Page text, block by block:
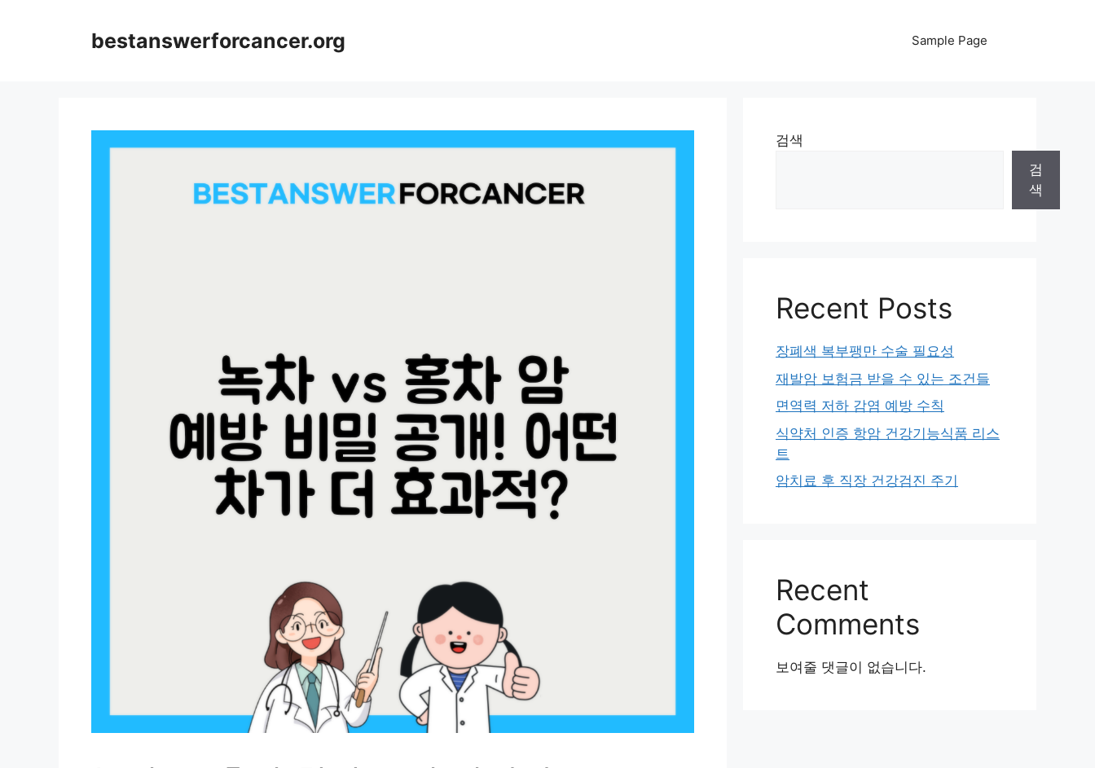
bestanswerforcancer.org Sample Page
검색
검
색
Recent Posts
장폐색 복부팽만 수술 필요성
재발암 보험금 받을 수 있는 조건들
면역력 저하 감염 예방 수칙
식약처 인증 항암 건강기능식품 리스
트
암치료 후 직장 건강검진 주기
Recent
Comments
보여줄 댓글이 없습니다.